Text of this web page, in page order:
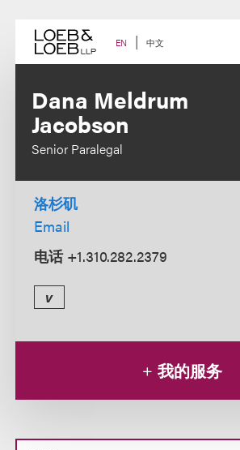
content EN 中文
Dana Meldrum
Jacobson
Senior Paralegal
洛杉矶
Email
电话 +1.310.282.2379
v
我的服务